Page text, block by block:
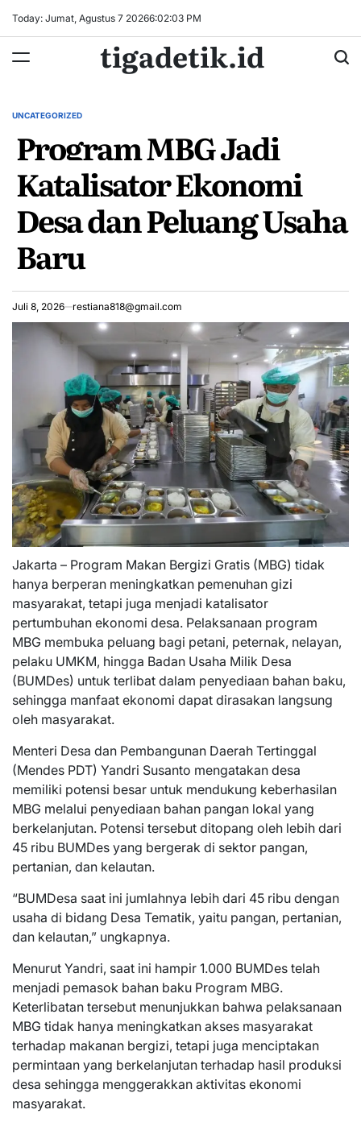
Today: Jumat, Agustus 7 20266:02:03 PM
tigadetik.id
POSTED
UNCATEGORIZED
Program MBG Jadi
Katalisator Ekonomi
Desa dan Peluang Usaha
Baru
Juli 8, 2026 restiana818@gmail.com
Jakarta – Program Makan Bergizi Gratis (MBG) tidak
hanya berperan meningkatkan pemenuhan gizi
masyarakat, tetapi juga menjadi katalisator
pertumbuhan ekonomi desa. Pelaksanaan program
MBG membuka peluang bagi petani, peternak, nelayan,
pelaku UMKM, hingga Badan Usaha Milik Desa
(BUMDes) untuk terlibat dalam penyediaan bahan baku,
sehingga manfaat ekonomi dapat dirasakan langsung
oleh masyarakat.
Menteri Desa dan Pembangunan Daerah Tertinggal
(Mendes PDT) Yandri Susanto mengatakan desa
memiliki potensi besar untuk mendukung keberhasilan
MBG melalui penyediaan bahan pangan lokal yang
berkelanjutan. Potensi tersebut ditopang oleh lebih dari
45 ribu BUMDes yang bergerak di sektor pangan,
pertanian, dan kelautan.
“BUMDesa saat ini jumlahnya lebih dari 45 ribu dengan
usaha di bidang Desa Tematik, yaitu pangan, pertanian,
dan kelautan,” ungkapnya.
Menurut Yandri, saat ini hampir 1.000 BUMDes telah
menjadi pemasok bahan baku Program MBG.
Keterlibatan tersebut menunjukkan bahwa pelaksanaan
MBG tidak hanya meningkatkan akses masyarakat
terhadap makanan bergizi, tetapi juga menciptakan
permintaan yang berkelanjutan terhadap hasil produksi
desa sehingga menggerakkan aktivitas ekonomi
masyarakat.